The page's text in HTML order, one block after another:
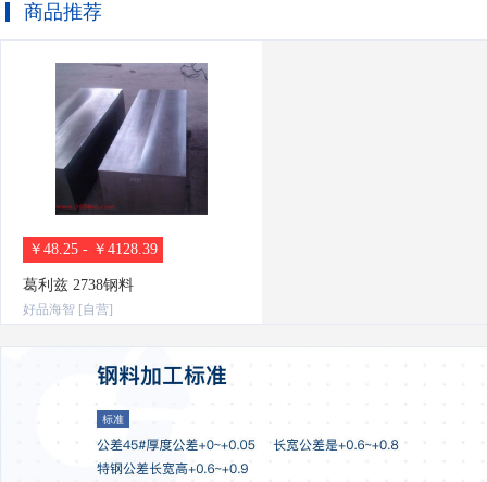
商品推荐
￥48.25 - ￥4128.39
葛利兹 2738钢料
好品海智 [自营]